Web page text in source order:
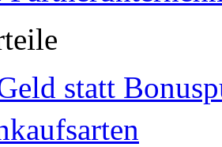
statt